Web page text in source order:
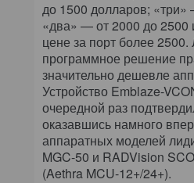
до 1500 долларов;
«два» — от 2000 до
цене за порт более
программное решение
значительно дешевле
Устройство Emblaze-
очередной раз
оказавшись намного
аппаратных моделей
MGC-50 и RADVision
(Aethra MCU-12+/24+).